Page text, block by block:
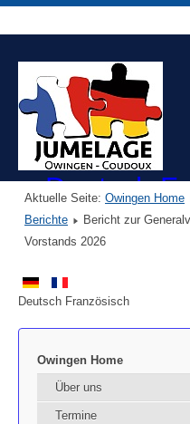
Deutsch
DFVO e.V.
Aktuelle Seite: Owingen Home
Berichte
Bericht zur
Vorstands 2026
Deutsch Französisch
Owingen Home
Über uns
Termine